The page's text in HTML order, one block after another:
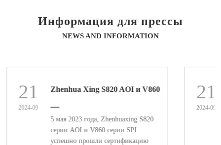
Информация для прессы
NEWS AND INFORMATION
21
2024-09
Zhenhua Xing S820 AOI и V860
сертификацию CFX QPL по
5 мая 2023 года, Zhenhuaxing S820
серии AOI и V860 серии SPI
успешно прошли сертификацию
21
2024-09